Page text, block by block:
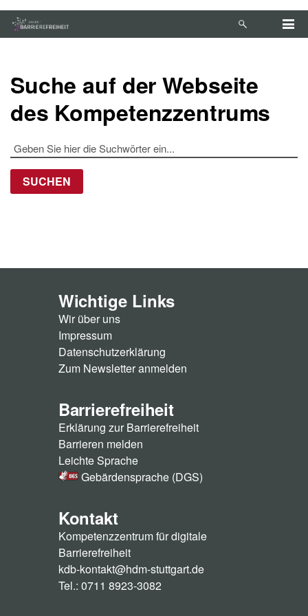
Zum Hauptinhalt springen
Anleitung zur Tastaturbedienung ansehen
Suche auf der Webseite
des Kompetenzzentrums
SUCHEN
Wichtige Links
Wir über uns
Impressum
Datenschutzerklärung
Zum Newsletter anmelden
Barrierefreiheit
Erklärung zur Barrierefreiheit
Barrieren melden
Leichte Sprache
Gebärdensprache (DGS)
Kontakt
Kompetenzzentrum für digitale
Barrierefreiheit
kdb-kontakt@hdm-stuttgart.de
Tel.: 0711 8923-3082